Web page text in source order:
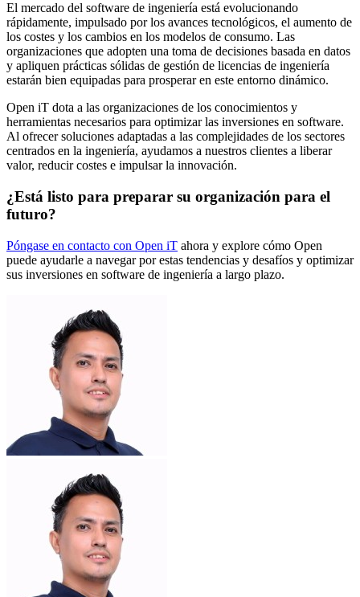
El mercado del software de ingeniería está evolucionando
rápidamente, impulsado por los avances tecnológicos, el aumento de
los costes y los cambios en los modelos de consumo. Las
organizaciones que adopten una toma de decisiones basada en datos
y apliquen prácticas sólidas de gestión de licencias de ingeniería
estarán bien equipadas para prosperar en este entorno dinámico.
Open iT dota a las organizaciones de los conocimientos y
herramientas necesarios para optimizar las inversiones en software.
Al ofrecer soluciones adaptadas a las complejidades de los sectores
centrados en la ingeniería, ayudamos a nuestros clientes a liberar
valor, reducir costes e impulsar la innovación.
¿Está listo para preparar su organización para el
futuro?
Póngase en contacto con Open iT ahora y explore cómo Open
puede ayudarle a navegar por estas tendencias y desafíos y optimizar
sus inversiones en software de ingeniería a largo plazo.